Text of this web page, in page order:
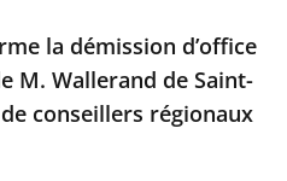
la démission d’office
M. Wallerand de Saint-
conseillers régionaux